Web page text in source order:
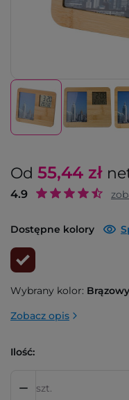
Od 55,44 zł
4.9
Dostępne kolory
Wybrany kolor: Brązowy
Zobacz opis
Ilość:
szt.